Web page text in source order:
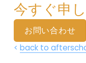
今すぐ申
お
い
お問い合わせ
< back to